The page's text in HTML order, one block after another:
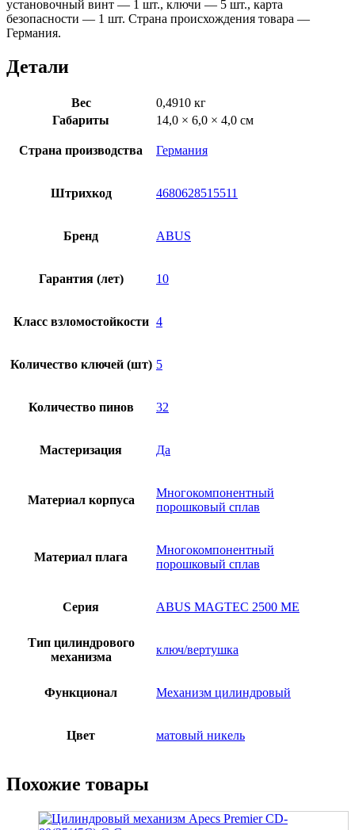
установочный винт — 1 шт., ключи — 5 шт., карта
безопасности — 1 шт. Страна происхождения товара —
Германия.
Детали
Вес
0,4910 кг
Габариты
14,0 × 6,0 × 4,0 см
Страна производства Германия
Штрихкод 4680628515511
Бренд ABUS
Гарантия (лет) 10
Класс взломостойкости 4
Количество ключей (шт) 5
Количество пинов 32
Мастеризация Да
Материал корпуса
Многокомпонентный
порошковый сплав
Материал плага
Многокомпонентный
порошковый сплав
Серия ABUS MAGTEC 2500 ME
Тип цилиндрового
механизма
ключ/вертушка
Функционал Механизм цилиндровый
Цвет матовый никель
Похожие товары